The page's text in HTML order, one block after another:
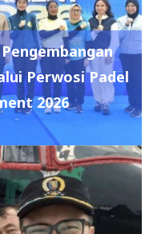
Perwosi Padel
2026